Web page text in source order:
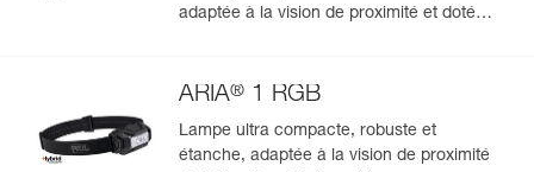
adaptée à la vision de proximité et dotée
ARIA® 1 RGB
Lampe ultra compacte, robuste et
étanche, adaptée à la vision de proximité